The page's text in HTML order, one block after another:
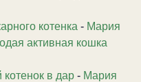
котенка - Мария
активная кошка
котенок в дар - Мария